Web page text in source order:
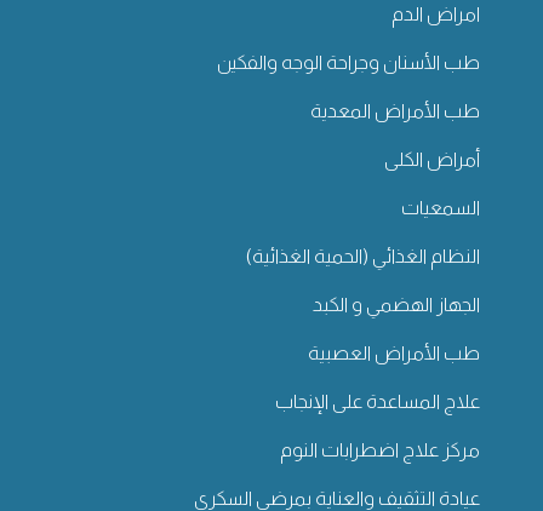
امراض الدم
طب الأسنان وجراحة الوجه والفكين
طب الأمراض المعدية
أمراض الكلى
السمعيات
النظام الغذائي (الحمية الغذائية)
الجهاز الهضمي و الكبد
طب الأمراض العصبية
علاج المساعدة على الإنجاب
مركز علاج اضطرابات النوم
عيادة التثقيف والعناية بمرضى السكري